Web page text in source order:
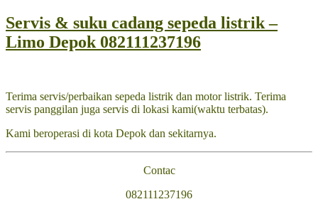
Servis & suku cadang sepeda listrik –
Limo Depok 082111237196
Terima servis/perbaikan sepeda listrik dan motor listrik. Terima
servis panggilan juga servis di lokasi kami(waktu terbatas).
Kami beroperasi di kota Depok dan sekitarnya.
Contac
082111237196